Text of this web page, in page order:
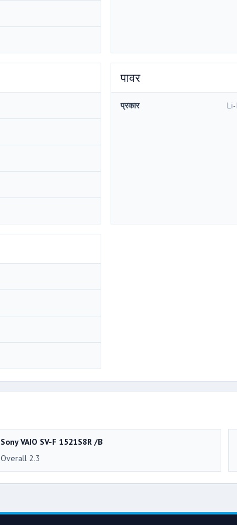
पावर
प्रकार
Sony VAIO SV-F 1521S8R /B
Overall 2.3